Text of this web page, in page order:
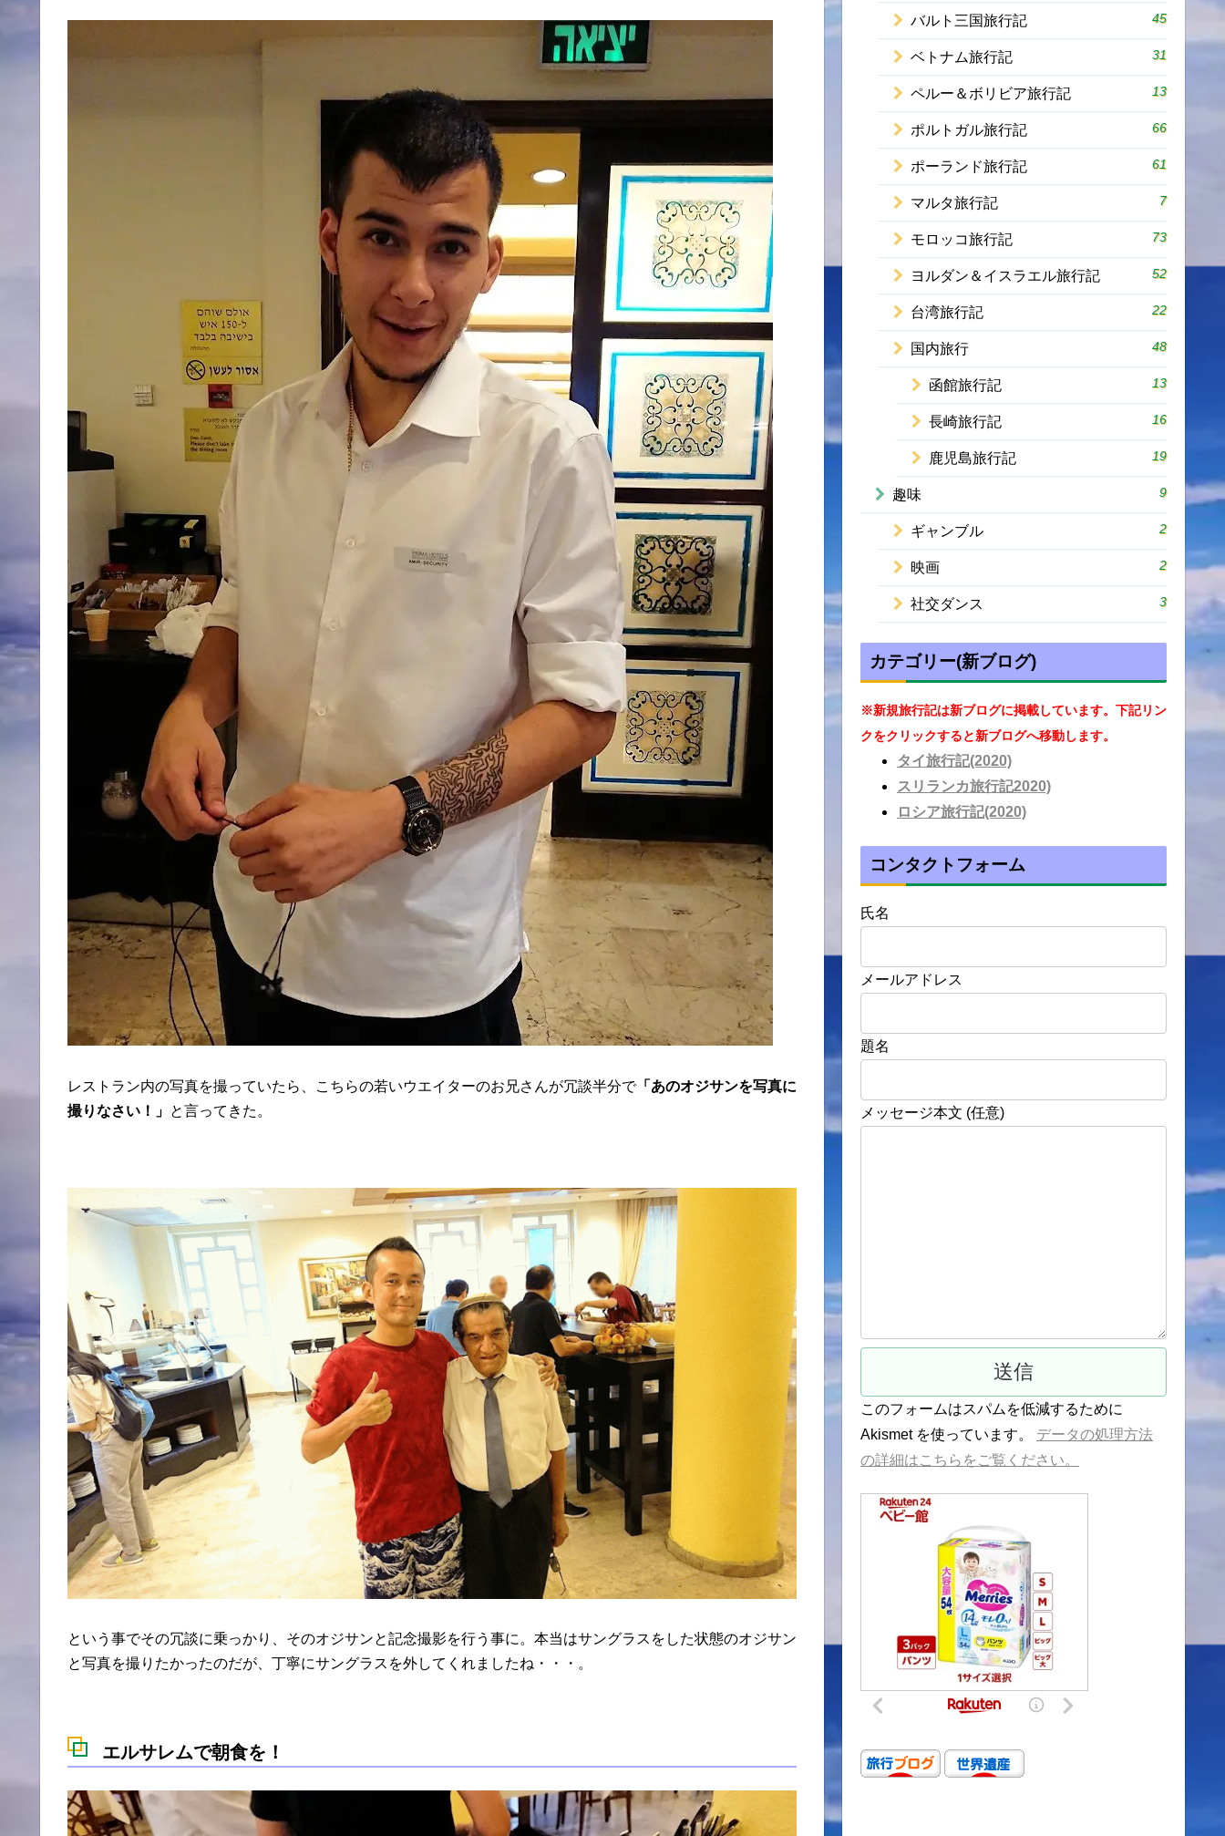
レストラン内の写真を撮っていたら、こちらの若いウエイターのお兄さんが冗談半分で「あのオジサンを写真に
撮りなさい！」 と言ってきた。
という事でその冗談に乗っかり、そのオジサンと記念撮影を行う事に。本当はサングラスをした状態のオジサン
と写真を撮りたかったのだが、丁寧にサングラスを外してくれましたね・・・。
エルサレムで朝食を！
バルト三国旅行記 45
ベトナム旅行記 31
ペルー＆ボリビア旅行記 13
ポルトガル旅行記 66
ポーランド旅行記 61
マルタ旅行記 7
モロッコ旅行記 73
ヨルダン＆イスラエル旅行記 52
台湾旅行記 22
国内旅行 48
函館旅行記 13
長崎旅行記 16
鹿児島旅行記 19
趣味 9
ギャンブル 2
映画 2
社交ダンス 3
カテゴリー(新ブログ)
※新規旅行記は新ブログに掲載しています。下記リン
クをクリックすると新ブログへ移動します。
タイ旅行記(2020)
スリランカ旅行記2020)
ロシア旅行記(2020)
コンタクトフォーム
氏名
メールアドレス
題名
メッセージ本文 (任意)
このフォームはスパムを低減するために
Akismet を使っています。 データの処理方法
の詳細はこちらをご覧ください。